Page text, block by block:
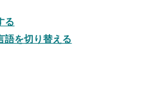
る
語を切り替える